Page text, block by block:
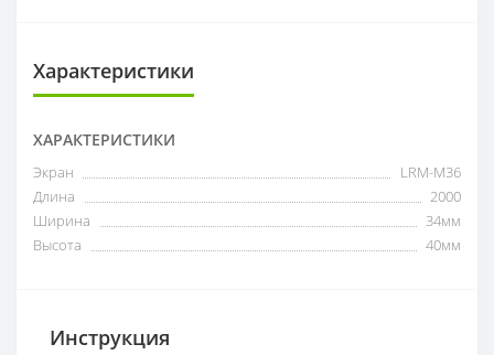
Характеристики
ХАРАКТЕРИСТИКИ
Экран
LRM-M36
Длина
2000
Ширина
34мм
Высота
40мм
Инструкция